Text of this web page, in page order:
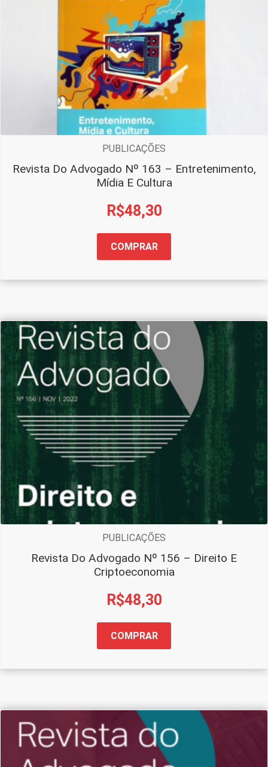
PUBLICAÇÕES
Revista Do Advogado Nº 163 – Entretenimento,
Mídia E Cultura
R$48,30
COMPRAR
PUBLICAÇÕES
Revista Do Advogado Nº 156 – Direito E
Criptoeconomia
R$48,30
COMPRAR